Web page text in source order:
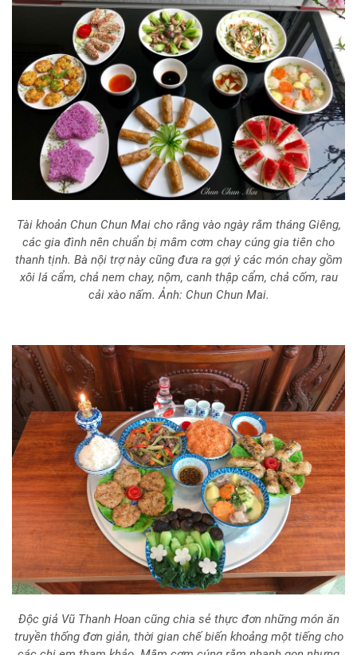
Tài khoản Chun Chun Mai cho rằng vào ngày rằm tháng Giêng,
các gia đình nên chuẩn bị mâm cơm chay cúng gia tiên cho
thanh tịnh. Bà nội trợ này cũng đưa ra gợi ý các món chay gồm
xôi lá cẩm, chả nem chay, nộm, canh thập cẩm, chả cốm, rau
cải xào nấm. Ảnh: Chun Chun Mai.
Độc giả Vũ Thanh Hoan cũng chia sẻ thực đơn những món ăn
truyền thống đơn giản, thời gian chế biến khoảng một tiếng cho